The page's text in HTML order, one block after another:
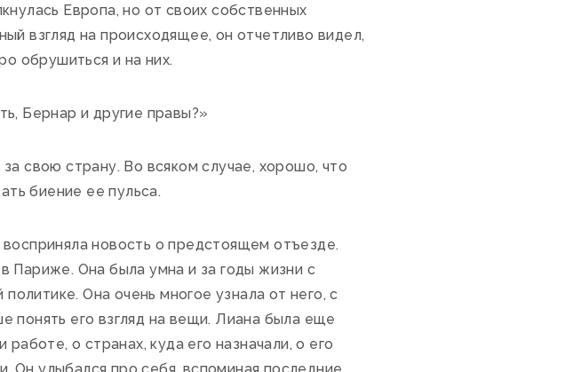
Европа, но от своих собственных
взгляд на происходящее, он отчетливо видел,
обрушиться и на них.
Бернар и другие правы?»
свою страну. Во всяком случае, хорошо, что
биение ее пульса.
новость о предстоящем отъезде.
Париже. Она была умна и за годы жизни с
Она очень многое узнала от него, с
понять его взгляд на вещи. Лиана была еще
о странах, куда его назначали, о его
Он улыбался про себя, вспоминая последние